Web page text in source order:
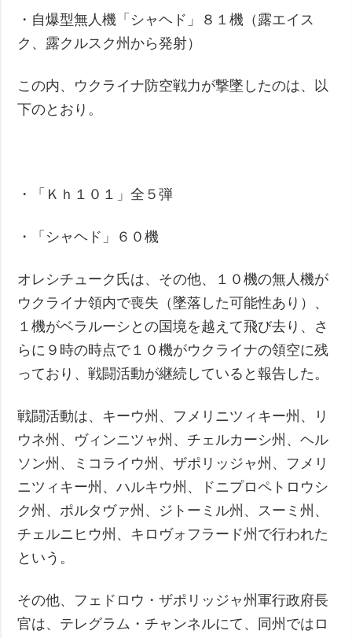
・自爆型無人機「シャヘド」８１機（露エイス
ク、露クルスク州から発射）
この内、ウクライナ防空戦力が撃墜したのは、以
下のとおり。
・「Ｋｈ１０１」全５弾
・「シャヘド」６０機
オレシチューク氏は、その他、１０機の無人機が
ウクライナ領内で喪失（墜落した可能性あり）、
１機がベラルーシとの国境を越えて飛び去り、さ
らに９時の時点で１０機がウクライナの領空に残
っており、戦闘活動が継続していると報告した。
戦闘活動は、キーウ州、フメリニツィキー州、リ
ウネ州、ヴィンニツャ州、チェルカーシ州、ヘル
ソン州、ミコライウ州、ザポリッジャ州、フメリ
ニツィキー州、ハルキウ州、ドニプロペトロウシ
ク州、ポルタヴァ州、ジトーミル州、スーミ州、
チェルニヒウ州、キロヴォフラード州で行われた
という。
その他、フェドロウ・ザポリッジャ州軍行政府長
官は、テレグラム・チャンネルにて、同州ではロ